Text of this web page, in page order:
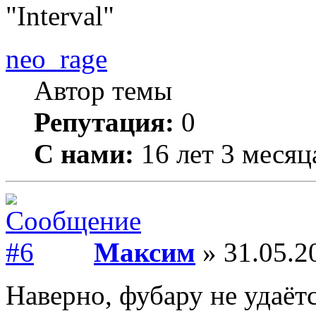
"Interval"
neo_rage
Автор темы
Репутация: 0
С нами: 16 лет 3
Максим »
Наверно, фубару не